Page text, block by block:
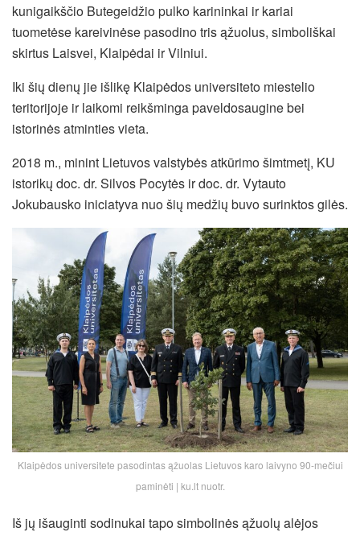
kunigaikščio Butegeidžio pulko karininkai ir kariai
tuometėse kareivinėse pasodino tris ąžuolus, simboliškai
skirtus Laisvei, Klaipėdai ir Vilniui.
Iki šių dienų jie išlikę Klaipėdos universiteto miestelio
teritorijoje ir laikomi reikšminga paveldosaugine bei
istorinės atminties vieta.
2018 m., minint Lietuvos valstybės atkūrimo šimtmetį, KU
istorikų doc. dr. Silvos Pocytės ir doc. dr. Vytauto
Jokubausko iniciatyva nuo šių medžių buvo surinktos gilės.
Klaipėdos universitete pasodintas ąžuolas Lietuvos karo laivyno 90-mečiui
paminėti | ku.lt nuotr.
Iš jų išauginti sodinukai tapo simbolinės ąžuolų alėjos